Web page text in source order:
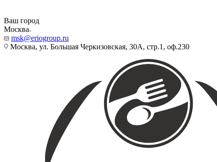
Ваш город
Москва
msk@eriogroup.ru
Москва, ул. Большая Черкизовская, 30А, стр.1, оф.230